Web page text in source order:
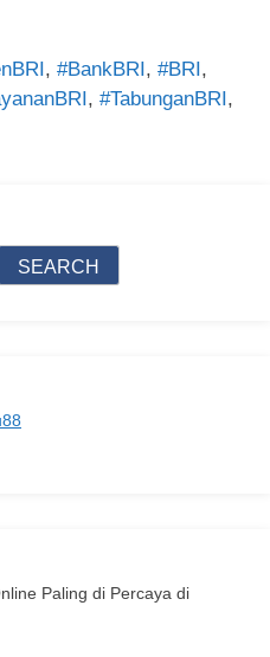
, #BankBRI , #BRI ,
, #TabunganBRI ,
SEARCH
Paling di Percaya di